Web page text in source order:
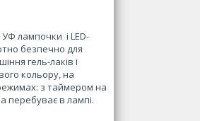
УФ лампочки і LED-
безпечно для
гель-лаків і
кольору, на
з таймером на
перебуває в лампі.